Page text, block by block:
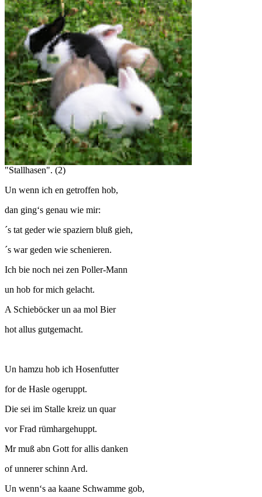
"Stallhasen". (2)
Un wenn ich en getroffen hob,
dan ging‘s genau wie mir:
´s tat geder wie spaziern bluß gieh,
´s war geden wie schenieren.
Ich bie noch nei zen Poller-Mann
un hob for mich gelacht.
A Schieböcker un aa mol Bier
hot allus gutgemacht.
Un hamzu hob ich Hosenfutter
for de Hasle ogeruppt.
Die sei im Stalle kreiz un quar
vor Frad rümhargehuppt.
Mr muß abn Gott for allis danken
of unnerer schinn Ard.
Un wenn‘s aa kaane Schwamme gob,